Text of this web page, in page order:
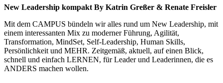
New Leadership kompakt By Katrin Greßer & Renate Freisler
Mit dem CAMPUS bündeln wir alles rund um New Leadership, mit
einem interessanten Mix zu moderner Führung, Agilität,
Transformation, MindSet, Self-Leadership, Human Skills,
Persönlichkeit und MEHR. Zeitgemäß, aktuell, auf einen Blick,
schnell und einfach LERNEN, für Leader und Leaderinnen, die es
ANDERS machen wollen.